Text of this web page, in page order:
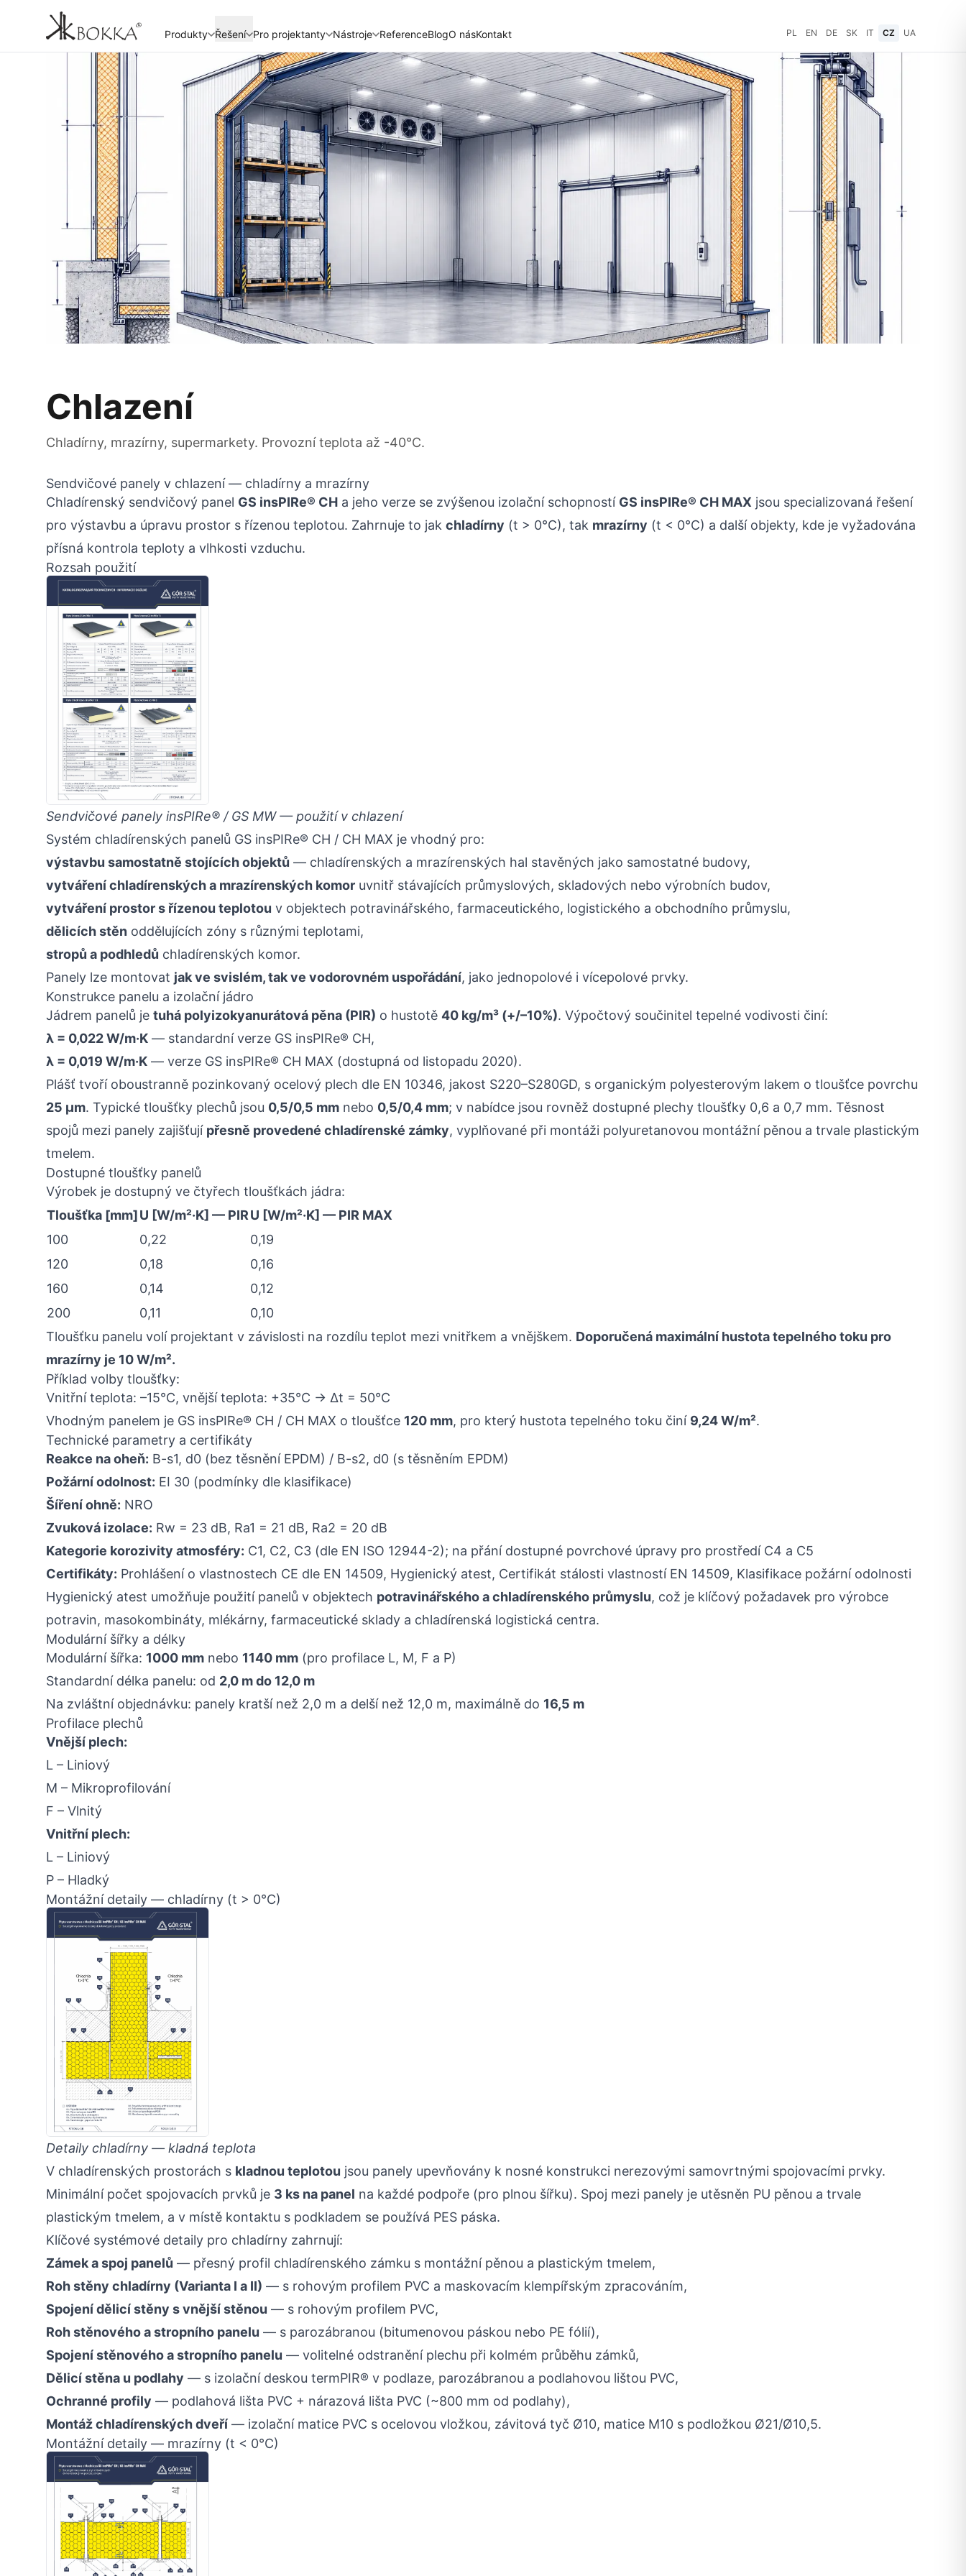
Produkty Řešení Pro projektanty Nástroje ReferenceBlogO násKontakt PL EN DE SK IT CZ UA
Chlazení
Chladírny, mrazírny, supermarkety. Provozní teplota až -40°C.
Sendvičové panely v chlazení — chladírny a mrazírny
Chladírenský sendvičový panel GS insPIRe® CH a jeho verze se zvýšenou izolační schopností GS insPIRe® CH MAX jsou specializovaná řešení
pro výstavbu a úpravu prostor s řízenou teplotou. Zahrnuje to jak chladírny (t > 0°C), tak mrazírny (t < 0°C) a další objekty, kde je vyžadována
přísná kontrola teploty a vlhkosti vzduchu.
Rozsah použití
Sendvičové panely insPIRe® / GS MW — použití v chlazení
Systém chladírenských panelů GS insPIRe® CH / CH MAX je vhodný pro:
výstavbu samostatně stojících objektů — chladírenských a mrazírenských hal stavěných jako samostatné budovy,
vytváření chladírenských a mrazírenských komor uvnitř stávajících průmyslových, skladových nebo výrobních budov,
vytváření prostor s řízenou teplotou v objektech potravinářského, farmaceutického, logistického a obchodního průmyslu,
dělicích stěn oddělujících zóny s různými teplotami,
stropů a podhledů chladírenských komor.
Panely lze montovat jak ve svislém, tak ve vodorovném uspořádání, jako jednopolové i vícepolové prvky.
Konstrukce panelu a izolační jádro
Jádrem panelů je tuhá polyizokyanurátová pěna (PIR) o hustotě 40 kg/m³ (+/–10%). Výpočtový součinitel tepelné vodivosti činí:
λ = 0,022 W/m·K — standardní verze GS insPIRe® CH,
λ = 0,019 W/m·K — verze GS insPIRe® CH MAX (dostupná od listopadu 2020).
Plášť tvoří oboustranně pozinkovaný ocelový plech dle EN 10346, jakost S220–S280GD, s organickým polyesterovým lakem o tloušťce povrchu
25 μm. Typické tloušťky plechů jsou 0,5/0,5 mm nebo 0,5/0,4 mm; v nabídce jsou rovněž dostupné plechy tloušťky 0,6 a 0,7 mm. Těsnost
spojů mezi panely zajišťují přesně provedené chladírenské zámky, vyplňované při montáži polyuretanovou montážní pěnou a trvale plastickým
tmelem.
Dostupné tloušťky panelů
Výrobek je dostupný ve čtyřech tloušťkách jádra:
Tloušťka [mm]U [W/m²·K] — PIRU [W/m²·K] — PIR MAX
100
0,22
0,19
120
0,18
0,16
160
0,14
0,12
200
0,11
0,10
Tloušťku panelu volí projektant v závislosti na rozdílu teplot mezi vnitřkem a vnějškem. Doporučená maximální hustota tepelného toku pro
mrazírny je 10 W/m².
Příklad volby tloušťky:
Vnitřní teplota: –15°C, vnější teplota: +35°C → Δt = 50°C
Vhodným panelem je GS insPIRe® CH / CH MAX o tloušťce 120 mm, pro který hustota tepelného toku činí 9,24 W/m².
Technické parametry a certifikáty
Reakce na oheň: B-s1, d0 (bez těsnění EPDM) / B-s2, d0 (s těsněním EPDM)
Požární odolnost: EI 30 (podmínky dle klasifikace)
Šíření ohně: NRO
Zvuková izolace: Rw = 23 dB, Ra1 = 21 dB, Ra2 = 20 dB
Kategorie korozivity atmosféry: C1, C2, C3 (dle EN ISO 12944-2); na přání dostupné povrchové úpravy pro prostředí C4 a C5
Certifikáty: Prohlášení o vlastnostech CE dle EN 14509, Hygienický atest, Certifikát stálosti vlastností EN 14509, Klasifikace požární odolnosti
Hygienický atest umožňuje použití panelů v objektech potravinářského a chladírenského průmyslu, což je klíčový požadavek pro výrobce
potravin, masokombináty, mlékárny, farmaceutické sklady a chladírenská logistická centra.
Modulární šířky a délky
Modulární šířka: 1000 mm nebo 1140 mm (pro profilace L, M, F a P)
Standardní délka panelu: od 2,0 m do 12,0 m
Na zvláštní objednávku: panely kratší než 2,0 m a delší než 12,0 m, maximálně do 16,5 m
Profilace plechů
Vnější plech:
L – Liniový
M – Mikroprofilování
F – Vlnitý
Vnitřní plech:
L – Liniový
P – Hladký
Montážní detaily — chladírny (t > 0°C)
Detaily chladírny — kladná teplota
V chladírenských prostorách s kladnou teplotou jsou panely upevňovány k nosné konstrukci nerezovými samovrtnými spojovacími prvky.
Minimální počet spojovacích prvků je 3 ks na panel na každé podpoře (pro plnou šířku). Spoj mezi panely je utěsněn PU pěnou a trvale
plastickým tmelem, a v místě kontaktu s podkladem se používá PES páska.
Klíčové systémové detaily pro chladírny zahrnují:
Zámek a spoj panelů — přesný profil chladírenského zámku s montážní pěnou a plastickým tmelem,
Roh stěny chladírny (Varianta I a II) — s rohovým profilem PVC a maskovacím klempířským zpracováním,
Spojení dělicí stěny s vnější stěnou — s rohovým profilem PVC,
Roh stěnového a stropního panelu — s parozábranou (bitumenovou páskou nebo PE fólií),
Spojení stěnového a stropního panelu — volitelné odstranění plechu při kolmém průběhu zámků,
Dělicí stěna u podlahy — s izolační deskou termPIR® v podlaze, parozábranou a podlahovou lištou PVC,
Ochranné profily — podlahová lišta PVC + nárazová lišta PVC (~800 mm od podlahy),
Montáž chladírenských dveří — izolační matice PVC s ocelovou vložkou, závitová tyč Ø10, matice M10 s podložkou Ø21/Ø10,5.
Montážní detaily — mrazírny (t < 0°C)